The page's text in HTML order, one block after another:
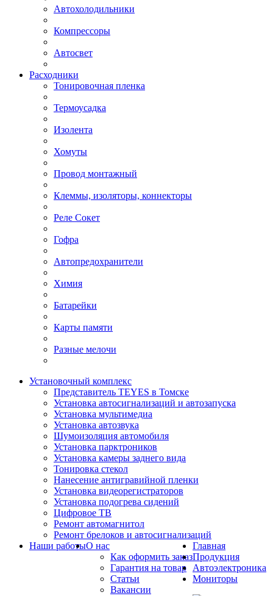
Автохолодильники
Компрессоры
Автосвет
Расходники
Тонировочная пленка
Термоусадка
Изолента
Хомуты
Провод монтажный
Клеммы, изоляторы, коннекторы
Реле Сокет
Гофра
Автопредохранители
Химия
Батарейки
Карты памяти
Разные мелочи
Установочный комплекс
Представитель TEYES в Томске
Установка автосигнализаций и автозапуска
Установка мультимедиа
Установка автозвука
Шумоизоляция автомобиля
Установка парктроников
Установка камеры заднего вида
Тонировка стекол
Нанесение антигравийной пленки
Установка видеорегистраторов
Установка подогрева сидений
Цифровое ТВ
Ремонт автомагнитол
Ремонт брелоков и автосигнализаций
Наши работыО нас
Как оформить заказ
Гарантия на товар
Статьи
Вакансии
Главная
Продукция
Автоэлектроника
Мониторы